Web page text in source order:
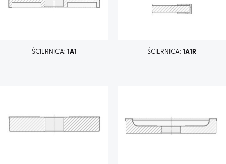
ŚCIERNICA:1A1 ŚCIERNICA: 1A1R